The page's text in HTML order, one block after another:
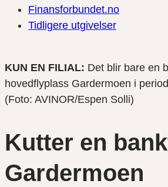
Finansforbundet.no
Tidligere utgivelser
KUN EN FILIAL: Det blir bare en
hovedflyplass Gardermoen i
(Foto: AVINOR/Espen Solli)
Kutter en
Gardermoen